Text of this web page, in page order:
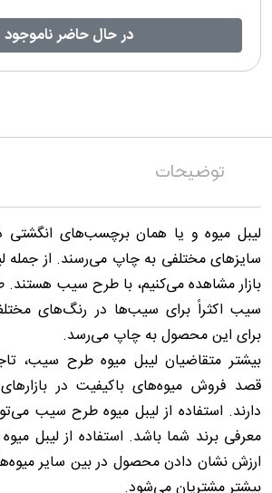
در حال حاضر ناموجود
توضیحات
لیبل میوه و یا همان برچسب‌های
سایزهای مختلفی به چاپ می‌رسند. از جمله
بازار مشاهده می‌کنیم، با طرح سیب هستند.
سیب اکثراً برای سیب‌ها در رنگ‌های
برای این محصول به چاپ می‌رسد.
بیشتر متقاضیان لیبل میوه طرح سیب،
قصد فروش میوه‌های باکیفیت در
دارند. استفاده از لیبل میوه طرح سیب
معرفی برند شما باشد. استفاده از لیبل
ارزش نشان دادن محصول در بین سایر